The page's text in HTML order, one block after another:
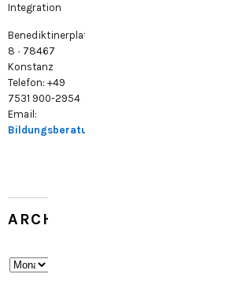
Integration
Benediktinerplatz
8 · 78467
Konstanz
Telefon: +49
7531 900-2954
Email:
Bildungsberatung@konstanz.de
ARCHIV
Archiv